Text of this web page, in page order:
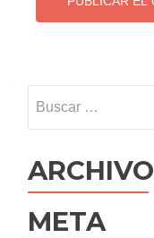
ARCHIVO
META